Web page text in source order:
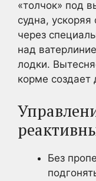
«толчок» под
судна,
через
над
лодки.
корме создает
Без